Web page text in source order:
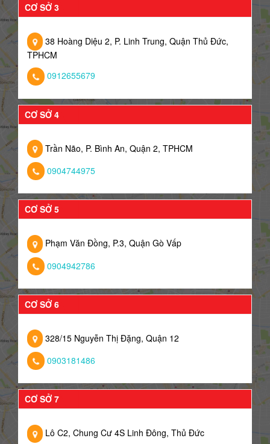
CƠ SỞ 3
38 Hoàng Diệu 2, P. Linh Trung, Quận Thủ Đức,
TPHCM
0912655679
CƠ SỞ 4
Trần Não, P. Bình An, Quận 2, TPHCM
0904744975
CƠ SỞ 5
Phạm Văn Đồng, P.3, Quận Gò Vấp
0904942786
CƠ SỞ 6
328/15 Nguyễn Thị Đặng, Quận 12
0903181486
CƠ SỞ 7
Lô C2, Chung Cư 4S Linh Đông, Thủ Đức